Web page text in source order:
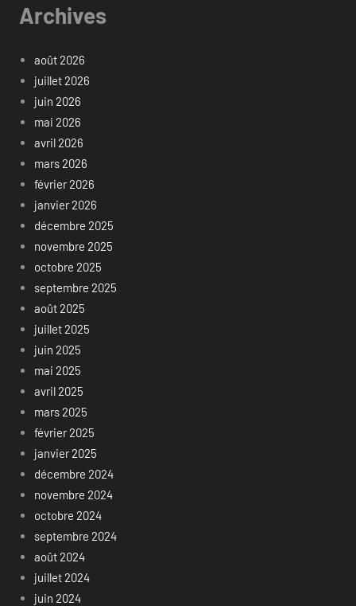
Archives
août 2026
juillet 2026
juin 2026
mai 2026
avril 2026
mars 2026
février 2026
janvier 2026
décembre 2025
novembre 2025
octobre 2025
septembre 2025
août 2025
juillet 2025
juin 2025
mai 2025
avril 2025
mars 2025
février 2025
janvier 2025
décembre 2024
novembre 2024
octobre 2024
septembre 2024
août 2024
juillet 2024
juin 2024